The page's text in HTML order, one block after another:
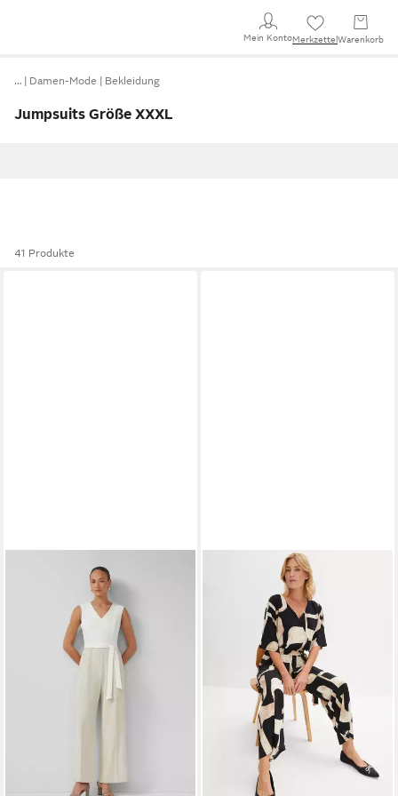
Mein KontoMerkzettel Warenkorb
… Damen-Mode Bekleidung
Jumpsuits Größe XXXL
41 Produkte